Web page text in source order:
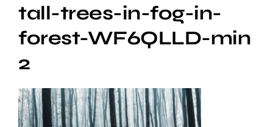
Digital Funnel
Kontakt
Impressum
tall-trees-in-fog-in-
forest-WF6QLLD-min
2